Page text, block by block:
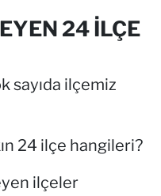
24 İLÇE
sayıda ilçemiz
24 ilçe hangileri?
ilçeler